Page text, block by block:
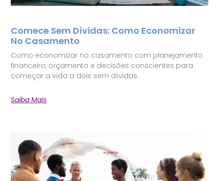
Comece Sem Dívidas: Como Economizar
No Casamento
Como economizar no casamento com planejamento
financeiro, orçamento e decisões conscientes para
começar a vida a dois sem dívidas.
Saiba Mais